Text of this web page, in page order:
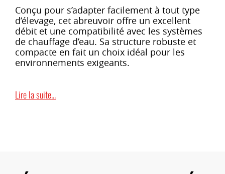
Conçu pour s’adapter facilement à tout type
d’élevage, cet abreuvoir offre un excellent
débit et une compatibilité avec les systèmes
de chauffage d’eau. Sa structure robuste et
compacte en fait un choix idéal pour les
environnements exigeants.
CARACTÉRISTIQUES PRODUIT :
Lire la suite...